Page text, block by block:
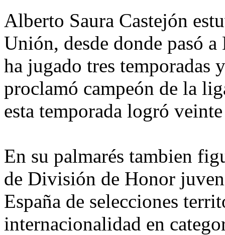
Alberto Saura Castejón
Unión, desde donde pasó
ha jugado tres temporadas
proclamó campeón de la
esta temporada logró
En su palmarés tambien
de División de Honor
España de selecciones
internacionalidad en